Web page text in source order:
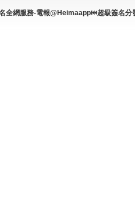
全網服務-電報@Heimaapp⏮️超級簽名分